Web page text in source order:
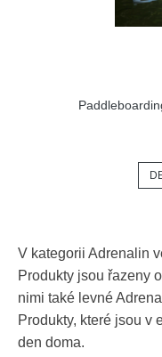
V kategorii Adrenalin
Produkty jsou řazeny
nimi také levné
Produkty, které jsou v
den doma.